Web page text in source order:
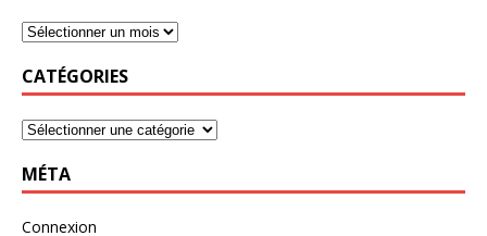
CATÉGORIES
MÉTA
Connexion